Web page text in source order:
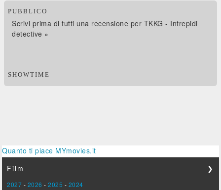
PUBBLICO
Scrivi prima di tutti una recensione per TKKG - Intrepidi
detective »
SHOWTIME
Quanto ti piace MYmovies.it
Film
❯
2027 - 2026 -2025 - 2024